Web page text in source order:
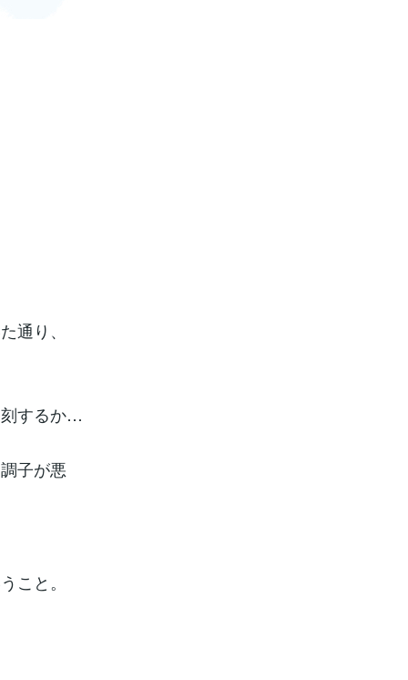
通り、
するか…
子が悪
こと。